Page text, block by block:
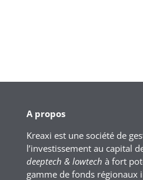
A propos
Kreaxi est une société de
l’investissement au capital
deeptech & lowtech à fort
gamme de fonds régionaux